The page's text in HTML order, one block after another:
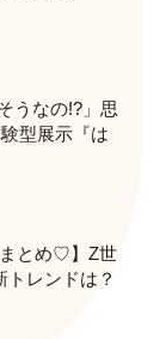
うなの!?」思
型展示『は
まとめ♡】Z世
トレンドは？
♪